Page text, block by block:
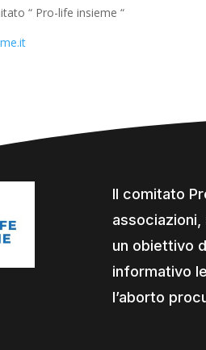
“ Pro-life insieme “
Il comitato
un obiettivo
informativo
l’aborto